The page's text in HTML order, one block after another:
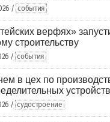
/ события
верфях»
строительству
/ события
в цех по
устройств
/ судостроение